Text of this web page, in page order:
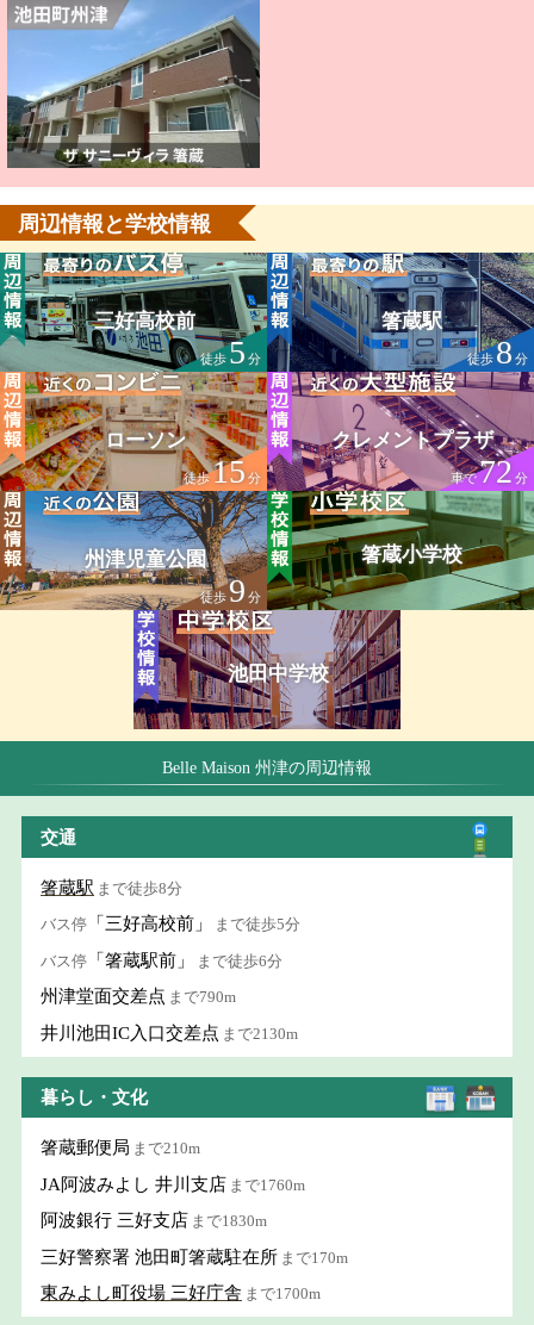
周辺情報と学校情報
三好高校前
徒歩5分
箸蔵駅
徒歩8 分
ローソン
徒歩15分
クレメントプラザ
車で72分
州津児童公園
徒歩9 分
箸蔵小学校
池田中学校
Belle Maison 州津の周辺情報
交通
箸蔵駅 まで徒歩8分
バス停 「三好高校前」 まで徒歩5分
バス停 「箸蔵駅前」 まで徒歩6分
州津堂面交差点 まで790m
井川池田IC入口交差点 まで2130m
暮らし・文化
箸蔵郵便局 まで210m
JA阿波みよし 井川支店 まで1760m
阿波銀行 三好支店 まで1830m
三好警察署 池田町箸蔵駐在所 まで170m
東みよし町役場 三好庁舎 まで1700m